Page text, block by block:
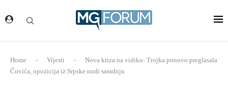
Home - Vijesti -
Nova kriza na vidiku: Trojka ponovo preglasala
Čovića, opozicija iz Srpske nudi saradnju